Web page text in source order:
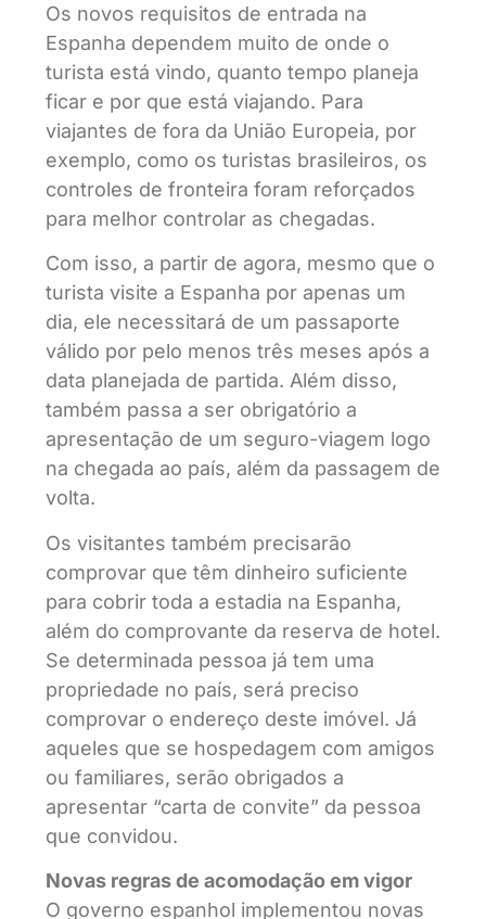
Os novos requisitos de entrada na
Espanha dependem muito de onde o
turista está vindo, quanto tempo planeja
ficar e por que está viajando. Para
viajantes de fora da União Europeia, por
exemplo, como os turistas brasileiros, os
controles de fronteira foram reforçados
para melhor controlar as chegadas.
Com isso, a partir de agora, mesmo que o
turista visite a Espanha por apenas um
dia, ele necessitará de um passaporte
válido por pelo menos três meses após a
data planejada de partida. Além disso,
também passa a ser obrigatório a
apresentação de um seguro-viagem logo
na chegada ao país, além da passagem de
volta.
Os visitantes também precisarão
comprovar que têm dinheiro suficiente
para cobrir toda a estadia na Espanha,
além do comprovante da reserva de hotel.
Se determinada pessoa já tem uma
propriedade no país, será preciso
comprovar o endereço deste imóvel. Já
aqueles que se hospedagem com amigos
ou familiares, serão obrigados a
apresentar “carta de convite” da pessoa
que convidou.
Novas regras de acomodação em vigor
O governo espanhol implementou novas